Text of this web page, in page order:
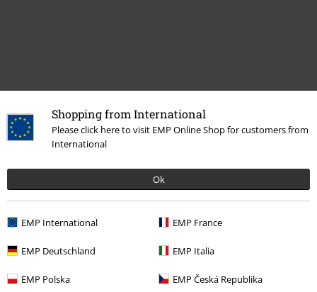
Shopping from International
Please click here to visit EMP Online Shop for customers from
International
Ok
EMP International EMP France
EMP Deutschland EMP Italia
EMP Polska EMP Česká Republika
Naposledy navštívené